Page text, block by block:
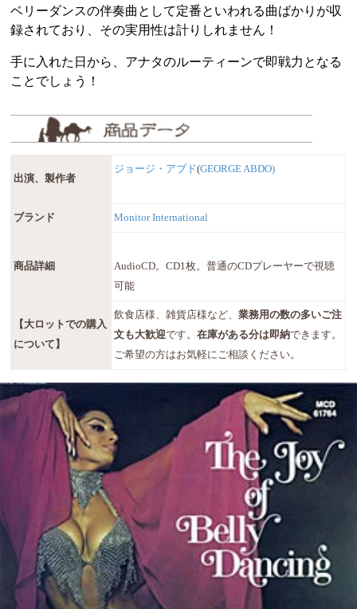
ベリーダンスの伴奏曲として定番といわれる曲ばかりが収
録されており、その実用性は計りしれません！
手に入れた日から、アナタのルーティーンで即戦力となる
ことでしょう！
出演、製作者
ジョージ・アブド(GEORGE ABDO)
ブランド Monitor International
商品詳細
AudioCD。CD1枚。普通のCDプレーヤーで視聴
可能
【大ロットでの購入
について】
飲食店様、雑貨店様など、業務用の数の多いご注
文も大歓迎です。在庫がある分は即納できます。
ご希望の方はお気軽にご相談ください。